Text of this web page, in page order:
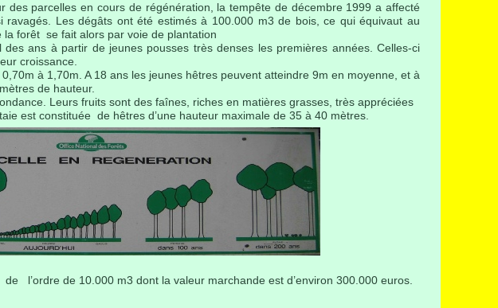
parcelles en cours de régénération, la tempête de décembre 1999 a affecté
Les dégâts ont été estimés à 100.000 m3 de bois, ce qui équivaut au
forêt se fait alors par voie de plantation
ans à partir de jeunes pousses très denses les premières années. Celles-ci
croissance.
à 1,70m. A 18 ans les jeunes hêtres peuvent atteindre 9m en moyenne, et à
de hauteur.
Leurs fruits sont des faînes, riches en matières grasses, très appréciées
est constituée de hêtres d’une hauteur maximale de 35 à 40 mètres.
l’ordre de 10.000 m3 dont la valeur marchande est d’environ 300.000 euros.